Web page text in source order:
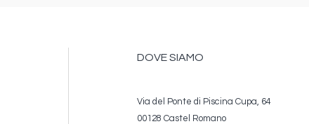
DOVE SIAMO
Via del Ponte di Piscina Cupa, 64
00128 Castel Romano